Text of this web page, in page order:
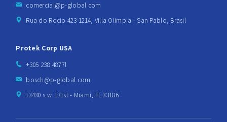
comercial@p-global.com
Rua do Rocio 423-1214, Villa Olimpia - San Pablo, Brasil
Protek Corp USA
+305 238 4877l
bosch@p-global.com
13430 s.w. 131st - Miami, FL 33186